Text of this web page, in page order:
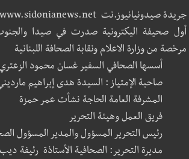
جريدة صيدونيانيوز.نت www.sidonianews.net
مرخصة من وزارة الاعلام ونقابة الصحافة اللبنانية
أسسها الصحافي السفير غسان محمود الزعتري
صاحبة الإمتياز : السيدة هدى إبراهيم
المشرفة العامة الحاجة نشأت عمر حمزة
فريق العمل وهيئة التحرير
رئيس التحرير المسؤول والمدير المسؤول
مديرة التحرير: الصحافية الأستاذة رئيفة